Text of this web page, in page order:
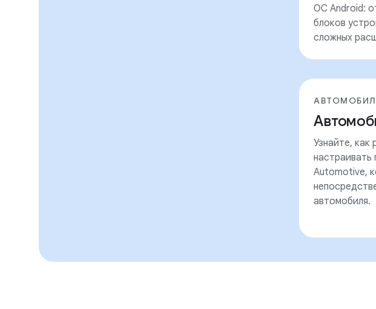
ОС Android:
блоков
сложных
Узнайте, как
настраивать
Automotive,
автомобиля.